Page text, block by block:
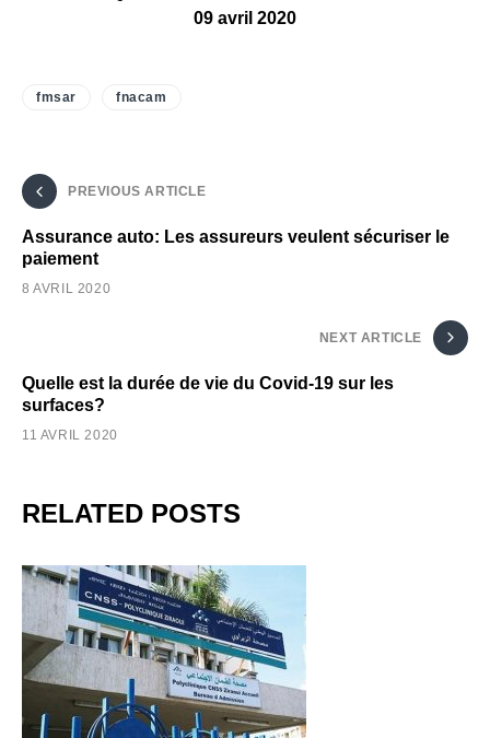
09 avril 2020
fmsar fnacam
PREVIOUS ARTICLE
Assurance auto: Les assureurs veulent sécuriser le
paiement
8 AVRIL 2020
NEXT ARTICLE
Quelle est la durée de vie du Covid-19 sur les
surfaces?
11 AVRIL 2020
RELATED POSTS